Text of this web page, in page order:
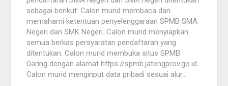
sebagai berikut: Calon murid membaca dan
memahami ketentuan penyelenggaraan SPMB SMA
Negeri dan SMK Negeri. Calon murid menyiapkan
semua berkas persyaratan pendaftaran yang
ditentukan. Calon murid membuka situs SPMB
Daring dengan alamat https://spmb.jatengprov.go.id .
Calon murid menginput data pribadi sesuai alur…